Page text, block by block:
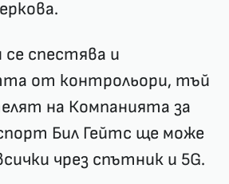
спестява и
от контрольори, тъй
на Компанията за
Бил Гейтс ще може
чрез спътник и 5G.